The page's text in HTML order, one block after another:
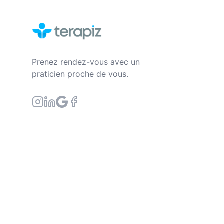
Prenez rendez-vous avec un
praticien proche de vous.